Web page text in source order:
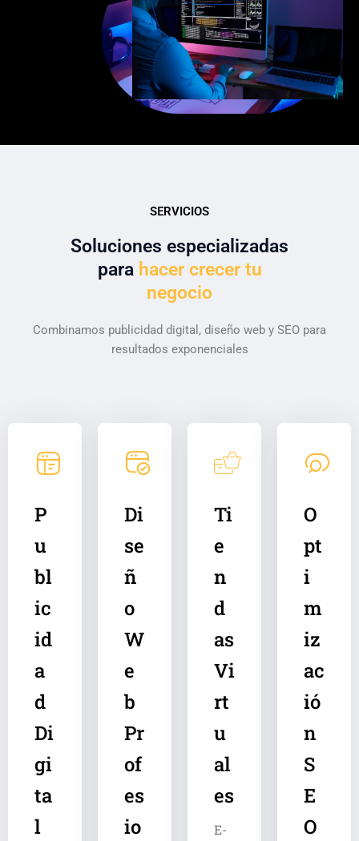
SERVICIOS
Soluciones especializadas
para hacer crecer tu
negocio
Combinamos publicidad digital, diseño web y SEO para
resultados exponenciales
P
u
bl
ic
id
a
d
Di
gi
ta
l
Di
se
ñ
o
W
e
b
Pr
of
es
io
Ti
e
n
d
as
Vi
rt
u
al
es
E-
O
pt
i
m
iz
ac
ió
n
S
E
O